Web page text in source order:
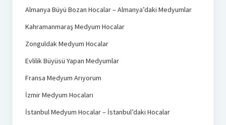
Almanya Büyü Bozan Hocalar – Almanya’daki Medyumlar
Kahramanmaraş Medyum Hocalar
Zonguldak Medyum Hocalar
Evlilik Büyüsü Yapan Medyumlar
Fransa Medyum Arıyorum
İzmir Medyum Hocaları
İstanbul Medyum Hocalar – İstanbul’daki Hocalar